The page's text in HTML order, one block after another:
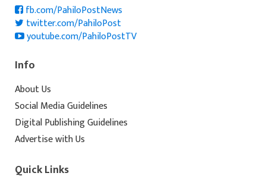
fb.com/PahiloPostNews
twitter.com/PahiloPost
youtube.com/PahiloPostTV
Info
About Us
Social Media Guidelines
Digital Publishing Guidelines
Advertise with Us
Quick Links